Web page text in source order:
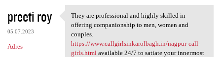
preeti roy
05.07.2023
Adres
They are professional and
They are professional and highly skilled in
offering companionship to men, women and
couples.
https://www.callgirlsinkarolbagh.in/nagpur-call-
girls.html available 24/7 to satiate your innermost